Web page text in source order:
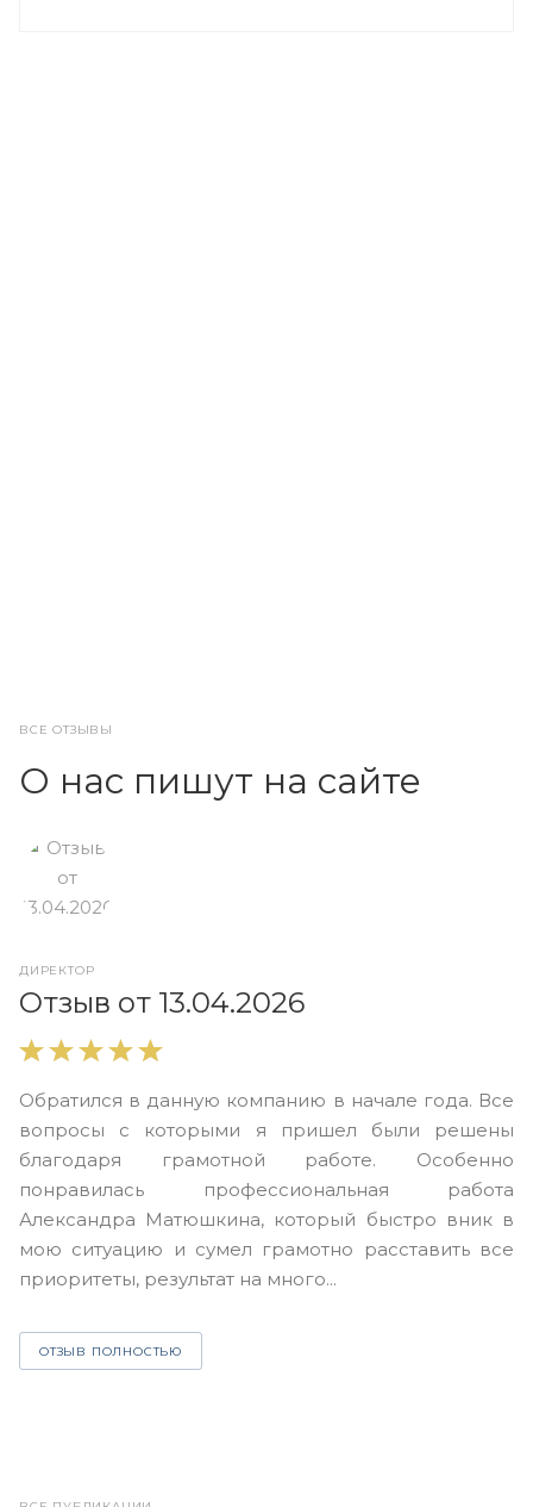
ВСЕ ОТЗЫВЫ
О нас пишут на сайте
ДИРЕКТОР
Отзыв от 13.04.2026
Обратился в данную компанию в начале года. Все
вопросы с которыми я пришел были решены
благодаря грамотной работе. Особенно
понравилась профессиональная работа
Александра Матюшкина, который быстро вник в
мою ситуацию и сумел грамотно расставить все
приоритеты, результат на много...
ОТЗЫВ ПОЛНОСТЬЮ